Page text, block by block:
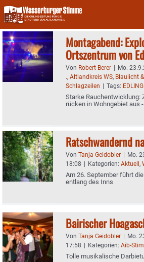
Skip
to
content
Montagabend:
Ortszentrum von
Von Robert Berer | Mo.
., Altlandkreis WS, Blaulicht
Schlagzeilen | Tags: EDLING
Starke Rauchentwicklung:
rücken in Wohngebiet aus
Ratschwandernd
Von Tanja Geidobler | Mo.
18:08 | Kategorien: Aktuell,
Am 26. September führt
entlang des Inns
Bairischer
Von Tanja Geidobler | Mo.
17:58 | Kategorien: Aib-
Tolle musikalische